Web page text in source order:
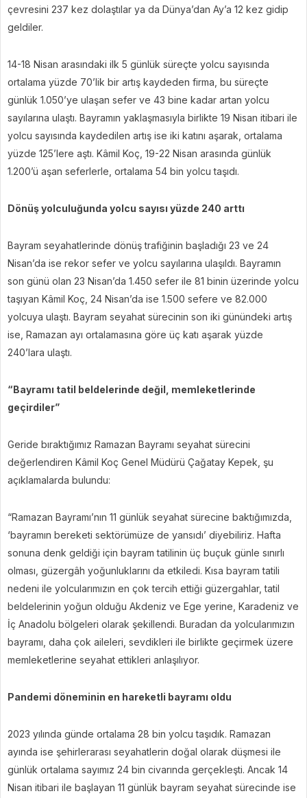
çevresini 237 kez dolaştılar ya da Dünya’dan Ay’a 12 kez gidip
geldiler.
14-18 Nisan arasındaki ilk 5 günlük süreçte yolcu sayısında
ortalama yüzde 70’lik bir artış kaydeden firma, bu süreçte
günlük 1.050’ye ulaşan sefer ve 43 bine kadar artan yolcu
sayılarına ulaştı. Bayramın yaklaşmasıyla birlikte 19 Nisan itibari ile
yolcu sayısında kaydedilen artış ise iki katını aşarak, ortalama
yüzde 125’lere aştı. Kâmil Koç, 19-22 Nisan arasında günlük
1.200’ü aşan seferlerle, ortalama 54 bin yolcu taşıdı.
Dönüş yolculuğunda yolcu sayısı yüzde 240 arttı
Bayram seyahatlerinde dönüş trafiğinin başladığı 23 ve 24
Nisan’da ise rekor sefer ve yolcu sayılarına ulaşıldı. Bayramın
son günü olan 23 Nisan’da 1.450 sefer ile 81 binin üzerinde yolcu
taşıyan Kâmil Koç, 24 Nisan’da ise 1.500 sefere ve 82.000
yolcuya ulaştı. Bayram seyahat sürecinin son iki günündeki artış
ise, Ramazan ayı ortalamasına göre üç katı aşarak yüzde
240’lara ulaştı.
“Bayramı tatil beldelerinde değil, memleketlerinde
geçirdiler”
Geride bıraktığımız Ramazan Bayramı seyahat sürecini
değerlendiren Kâmil Koç Genel Müdürü Çağatay Kepek, şu
açıklamalarda bulundu:
“Ramazan Bayramı’nın 11 günlük seyahat sürecine baktığımızda,
‘bayramın bereketi sektörümüze de yansıdı’ diyebiliriz. Hafta
sonuna denk geldiği için bayram tatilinin üç buçuk günle sınırlı
olması, güzergâh yoğunluklarını da etkiledi. Kısa bayram tatili
nedeni ile yolcularımızın en çok tercih ettiği güzergahlar, tatil
beldelerinin yoğun olduğu Akdeniz ve Ege yerine, Karadeniz ve
İç Anadolu bölgeleri olarak şekillendi. Buradan da yolcularımızın
bayramı, daha çok aileleri, sevdikleri ile birlikte geçirmek üzere
memleketlerine seyahat ettikleri anlaşılıyor.
Pandemi döneminin en hareketli bayramı oldu
2023 yılında günde ortalama 28 bin yolcu taşıdık. Ramazan
ayında ise şehirlerarası seyahatlerin doğal olarak düşmesi ile
günlük ortalama sayımız 24 bin civarında gerçekleşti. Ancak 14
Nisan itibari ile başlayan 11 günlük bayram seyahat sürecinde ise